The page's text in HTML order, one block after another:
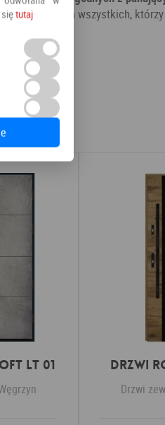
propozycją dla wszystkich,
LT 01 DRZWI
Drzwi
tutaj